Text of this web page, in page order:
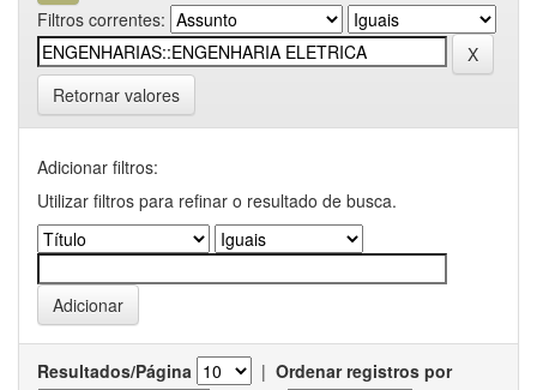
Filtros correntes:
Retornar valores
Adicionar filtros:
Utilizar filtros para refinar o resultado de busca.
Resultados/Página | Ordenar registros por